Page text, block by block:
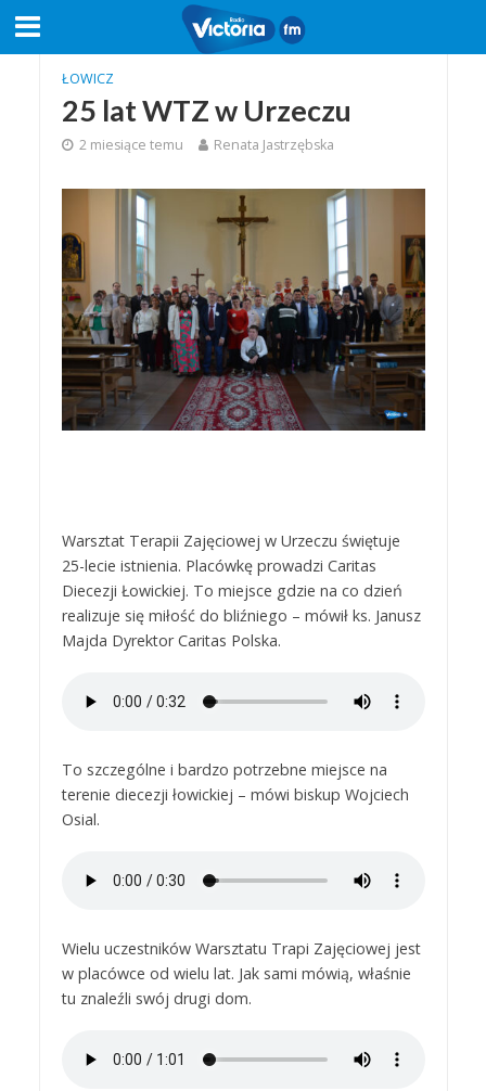
ŁOWICZ
25 lat WTZ w Urzeczu
2 miesiące temu Renata Jastrzębska
Warsztat Terapii Zajęciowej w Urzeczu świętuje
25-lecie istnienia. Placówkę prowadzi Caritas
Diecezji Łowickiej. To miejsce gdzie na co dzień
realizuje się miłość do bliźniego – mówił ks. Janusz
Majda Dyrektor Caritas Polska.
To szczególne i bardzo potrzebne miejsce na
terenie diecezji łowickiej – mówi biskup Wojciech
Osial.
Wielu uczestników Warsztatu Trapi Zajęciowej jest
w placówce od wielu lat. Jak sami mówią, właśnie
tu znaleźli swój drugi dom.